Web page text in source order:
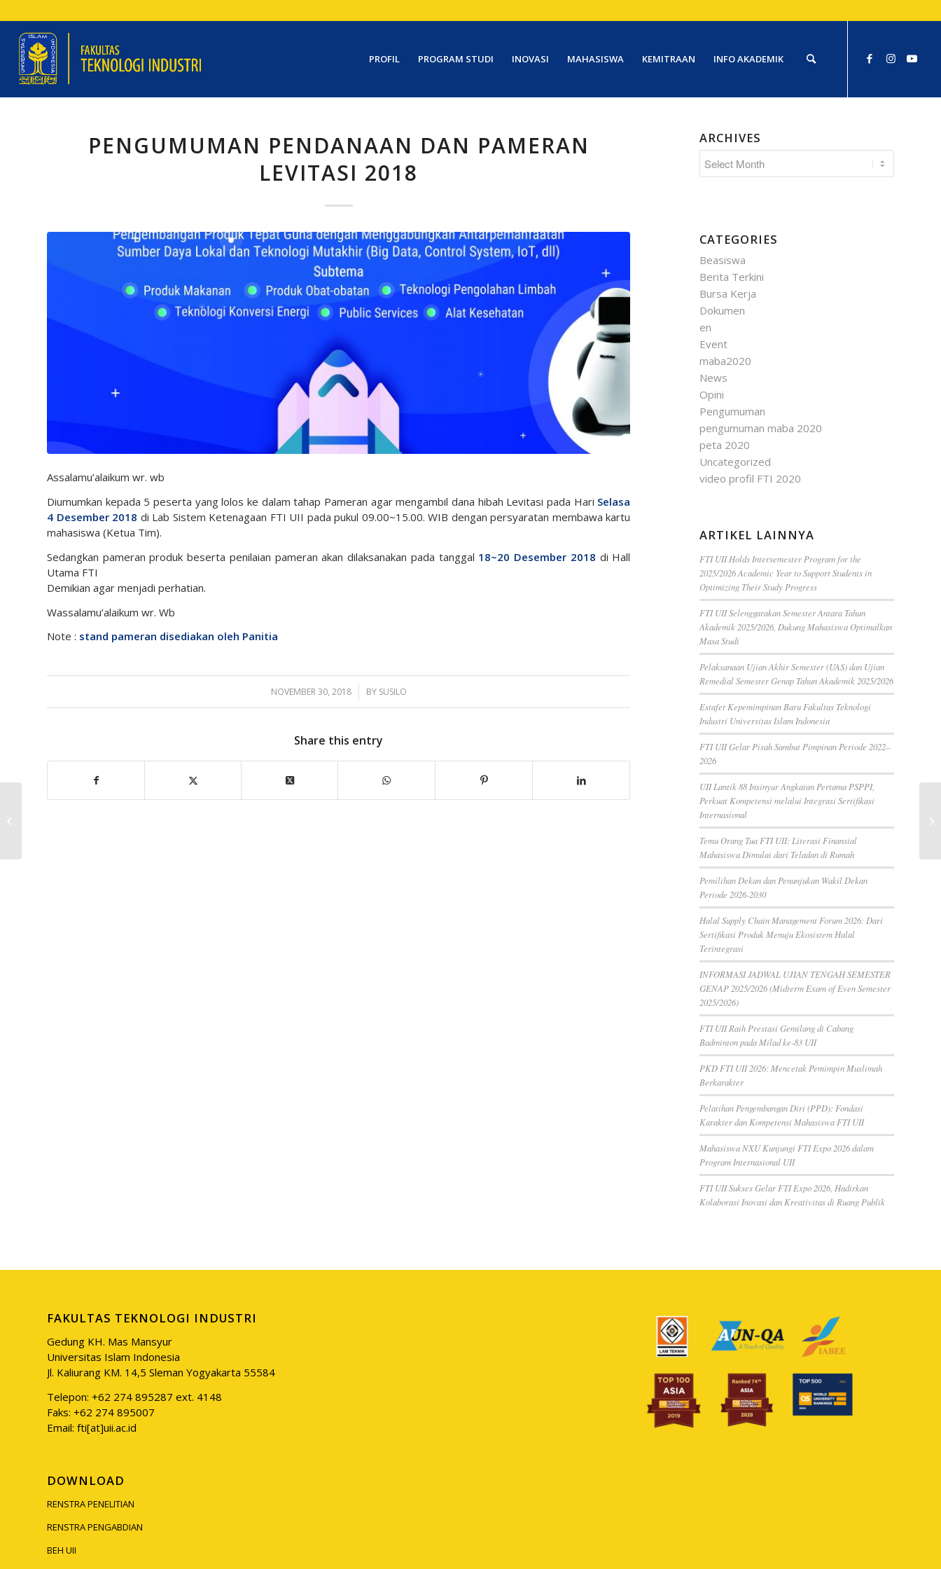
PROFIL PROGRAM STUDI INOVASI MAHASISWA KEMITRAAN INFO AKADEMIK
PENGUMUMAN PENDANAAN DAN PAMERAN
LEVITASI 2018
Assalamu’alaikum wr. wb
Diumumkan kepada 5 peserta yang lolos ke dalam tahap Pameran agar mengambil dana hibah Levitasi pada Hari Selasa
4 Desember 2018 di Lab Sistem Ketenagaan FTI UII pada pukul 09.00~15.00. WIB dengan persyaratan membawa kartu
mahasiswa (Ketua Tim).
Sedangkan pameran produk beserta penilaian pameran akan dilaksanakan pada tanggal 18~20 Desember 2018 di Hall
Utama FTI
Demikian agar menjadi perhatian.
Wassalamu’alaikum wr. Wb
Note : stand pameran disediakan oleh Panitia
NOVEMBER 30, 2018
/ BY SUSILO
Share this entry
ARCHIVES
CATEGORIES
Beasiswa
Berita Terkini
Bursa Kerja
Dokumen
en
Event
maba2020
News
Opini
Pengumuman
pengumuman maba 2020
peta 2020
Uncategorized
video profil FTI 2020
ARTIKEL LAINNYA
FTI UII Holds Intersemester Program for the
2025/2026 Academic Year to Support Students in
Optimizing Their Study Progress
FTI UII Selenggarakan Semester Antara Tahun
Akademik 2025/2026, Dukung Mahasiswa Optimalkan
Masa Studi
Pelaksanaan Ujian Akhir Semester (UAS) dan Ujian
Remedial Semester Genap Tahun Akademik 2025/2026
Estafet Kepemimpinan Baru Fakultas Teknologi
Industri Universitas Islam Indonesia
FTI UII Gelar Pisah Sambut Pimpinan Periode 2022–
2026
UII Lantik 88 Insinyur Angkatan Pertama PSPPI,
Perkuat Kompetensi melalui Integrasi Sertifikasi
Internasional
Temu Orang Tua FTI UII: Literasi Finansial
Mahasiswa Dimulai dari Teladan di Rumah
Pemilihan Dekan dan Penunjukan Wakil Dekan
Periode 2026-2030
Halal Supply Chain Management Forum 2026: Dari
Sertifikasi Produk Menuju Ekosistem Halal
Terintegrasi
INFORMASI JADWAL UJIAN TENGAH SEMESTER
GENAP 2025/2026 (Midterm Exam of Even Semester
2025/2026)
FTI UII Raih Prestasi Gemilang di Cabang
Badminton pada Milad ke-83 UII
PKD FTI UII 2026: Mencetak Pemimpin Muslimah
Berkarakter
Pelatihan Pengembangan Diri (PPD): Fondasi
Karakter dan Kompetensi Mahasiswa FTI UII
Mahasiswa NXU Kunjungi FTI Expo 2026 dalam
Program Internasional UII
FTI UII Sukses Gelar FTI Expo 2026, Hadirkan
Kolaborasi Inovasi dan Kreativitas di Ruang Publik
FAKULTAS TEKNOLOGI INDUSTRI
Gedung KH. Mas Mansyur
Universitas Islam Indonesia
Jl. Kaliurang KM. 14,5 Sleman Yogyakarta 55584
Telepon: +62 274 895287 ext. 4148
Faks: +62 274 895007
Email: fti[at]uii.ac.id
DOWNLOAD
RENSTRA PENELITIAN
RENSTRA PENGABDIAN
BEH UII